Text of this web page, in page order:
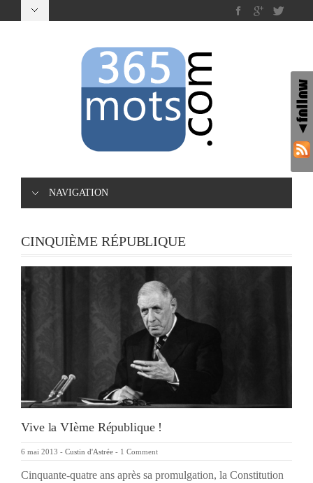
NAVIGATION
CINQUIÈME RÉPUBLIQUE
Vive la VIème République !
6 mai 2013 - Custin d'Astrée - 1 Comment
Cinquante-quatre ans après sa promulgation, la Constitution